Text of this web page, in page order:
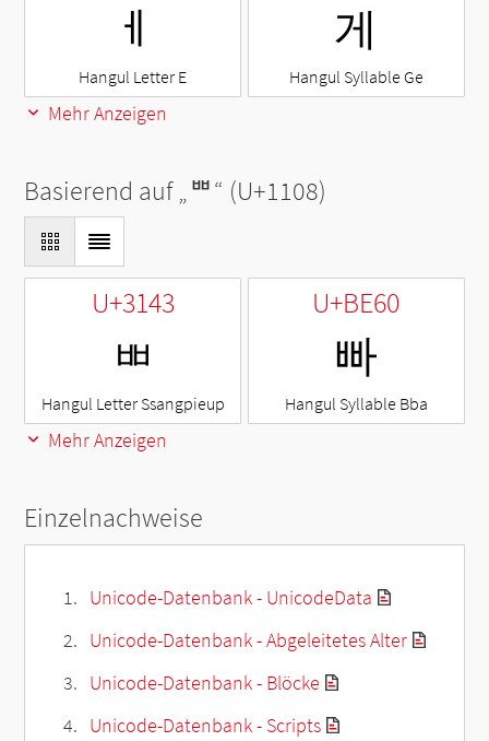
ㅔ
Hangul Letter E
게
Hangul Syllable Ge
Mehr Anzeigen
Basierend auf „ᄈ“ (U+1108)
U+3143
ㅃ
Hangul Letter Ssangpieup
U+BE60
빠
Hangul Syllable Bba
Mehr Anzeigen
Einzelnachweise
Unicode-Datenbank - UnicodeData
Unicode-Datenbank - Abgeleitetes Alter
Unicode-Datenbank - Blöcke
Unicode-Datenbank - Scripts